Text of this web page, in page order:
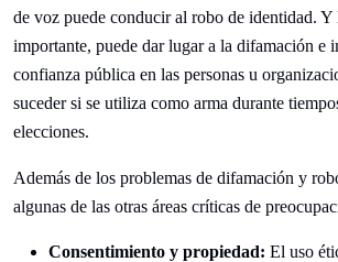
de voz puede conducir al robo de identidad. Y
importante, puede dar lugar a la difamación e
confianza pública en las personas u
suceder si se utiliza como arma durante
elecciones.
Además de los problemas de difamación y
algunas de las otras áreas críticas de
Consentimiento y propiedad: El uso